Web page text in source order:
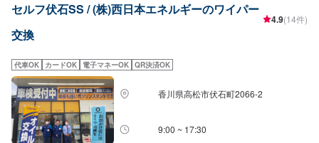
セルフ伏石SS / (株)西日本エネルギーのワイパー
交換
4.9(14件)
代車OK カードOK 電子マネーOK QR決済OK
香川県高松市伏石町2066-2
9:00 ~ 17:30